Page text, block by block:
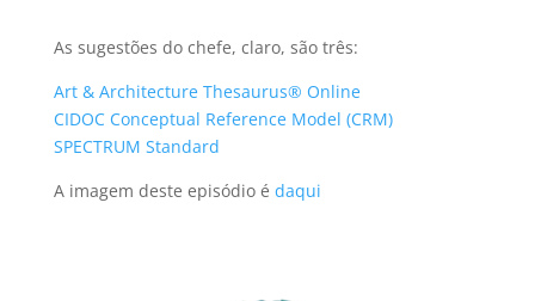
As sugestões do chefe, claro, são três:
Art & Architecture Thesaurus® Online
CIDOC Conceptual Reference Model (CRM)
SPECTRUM Standard
A imagem deste episódio é daqui